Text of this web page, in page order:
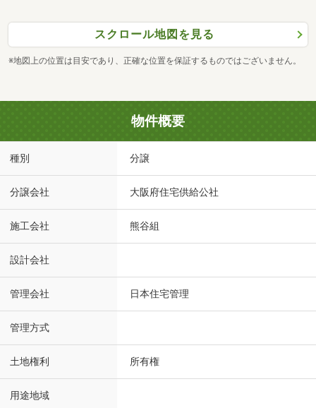
スクロール地図を見る
※地図上の位置は目安であり、正確な位置を保証するものではございません。
物件概要
種別 分譲
分譲会社 大阪府住宅供給公社
施工会社 熊谷組
設計会社
管理会社 日本住宅管理
管理方式
土地権利 所有権
用途地域